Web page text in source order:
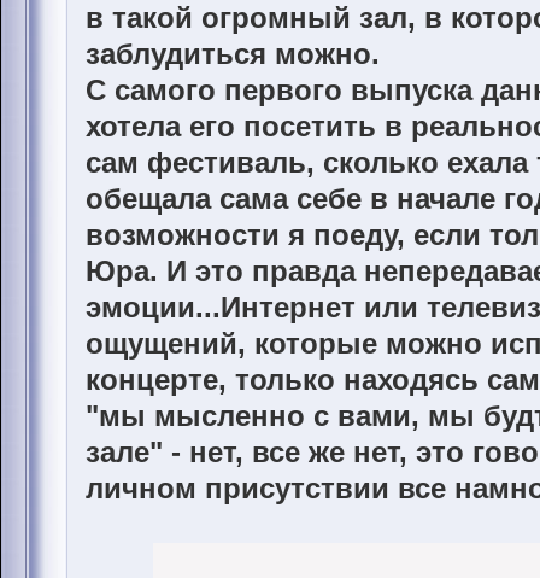
в такой огромный зал, в
заблудиться можно.
С самого первого выпуска
хотела его посетить в
сам фестиваль, сколько
обещала сама себе в начале
возможности я поеду, если
Юра. И это правда
эмоции...Интернет или
ощущений, которые можно
концерте, только находясь
"мы мысленно с вами, мы
зале" - нет, все же нет, это
личном присутствии все